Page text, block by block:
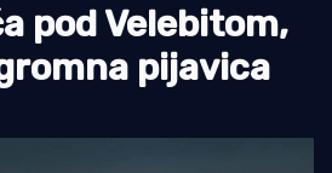
pod Velebitom,
pijavica